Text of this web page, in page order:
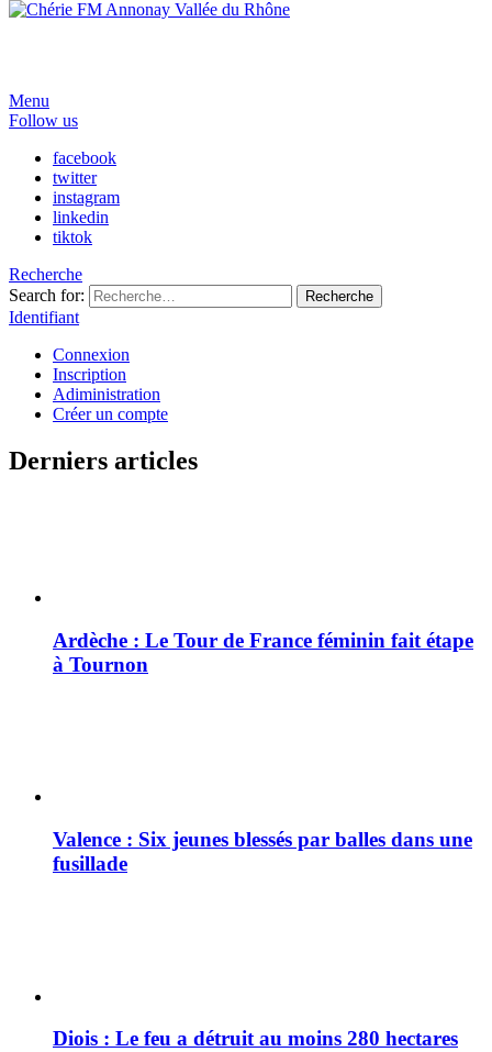
Menu
Follow us
facebook
twitter
instagram
linkedin
tiktok
Recherche
Search for:
Recherche
Identifiant
Connexion
Inscription
Adiministration
Créer un compte
Derniers articles
Ardèche : Le Tour de France féminin fait étape
à Tournon
Valence : Six jeunes blessés par balles dans une
fusillade
Diois : Le feu a détruit au moins 280 hectares